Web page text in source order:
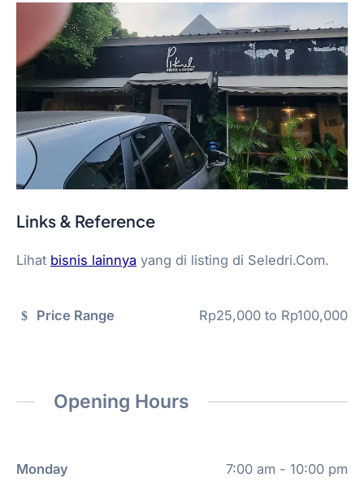
Links & Reference
Lihat bisnis lainnya yang di listing di Seledri.Com.
Price Range Rp25,000 to Rp100,000
Opening Hours
Monday 7:00 am - 10:00 pm